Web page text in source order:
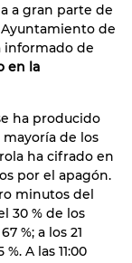
a gran parte de
de
informado de
en la
ha producido
mayoría de los
ha cifrado en
por el apagón.
minutos del
30 % de los
%; a los 21
A las 11:00